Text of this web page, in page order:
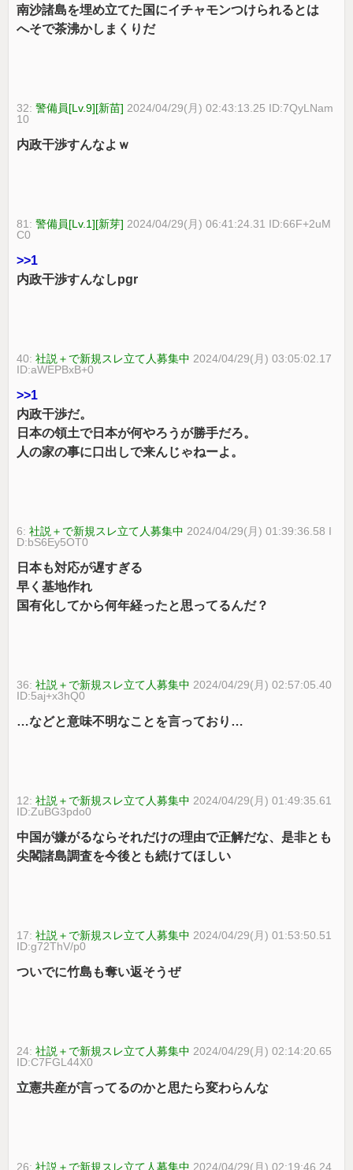
南沙諸島を埋め立てた国にイチャモンつけられるとは
へそで茶沸かしまくりだ
32:警備員[Lv.9][新苗] 2024/04/29(月) 02:43:13.25 ID:7QyLNam
10
内政干渉すんなよｗ
81:警備員[Lv.1][新芽] 2024/04/29(月) 06:41:24.31 ID:66F+2uM
C0
>>1
内政干渉すんなしpgr
40:社説＋で新規スレ立て人募集中 2024/04/29(月) 03:05:02.17
ID:aWEPBxB+0
>>1
内政干渉だ。
日本の領土で日本が何やろうが勝手だろ。
人の家の事に口出しで来んじゃねーよ。
6:社説＋で新規スレ立て人募集中 2024/04/29(月) 01:39:36.58 I
D:bS6Ey5OT0
日本も対応が遅すぎる
早く基地作れ
国有化してから何年経ったと思ってるんだ？
36:社説＋で新規スレ立て人募集中 2024/04/29(月) 02:57:05.40
ID:5aj+x3hQ0
…などと意味不明なことを言っており…
12:社説＋で新規スレ立て人募集中 2024/04/29(月) 01:49:35.61
ID:ZuBG3pdo0
中国が嫌がるならそれだけの理由で正解だな、是非とも
尖閣諸島調査を今後とも続けてほしい
17:社説＋で新規スレ立て人募集中 2024/04/29(月) 01:53:50.51
ID:g72ThV/p0
ついでに竹島も奪い返そうぜ
24:社説＋で新規スレ立て人募集中 2024/04/29(月) 02:14:20.65
ID:C7FGL44X0
立憲共産が言ってるのかと思たら変わらんな
26:社説＋で新規スレ立て人募集中 2024/04/29(月) 02:19:46.24